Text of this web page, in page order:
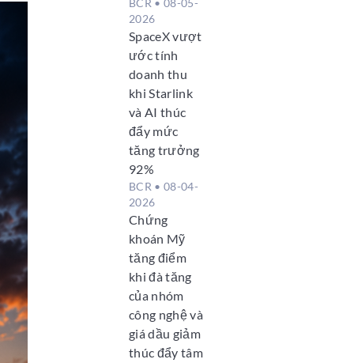
BCR • 08-05-
2026
SpaceX vượt
ước tính
doanh thu
khi Starlink
và AI thúc
đẩy mức
tăng trưởng
92%
BCR • 08-04-
2026
Chứng
khoán Mỹ
tăng điểm
khi đà tăng
của nhóm
công nghệ và
giá dầu giảm
thúc đẩy tâm